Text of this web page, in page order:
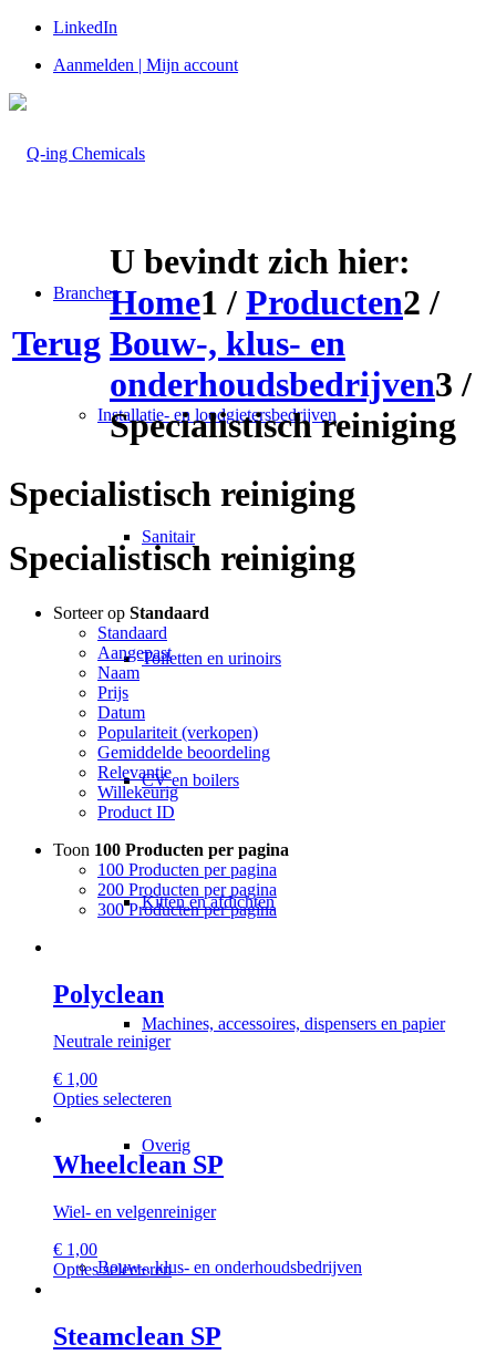
LinkedIn
Aanmelden | Mijn account
Branches
Installatie- en loodgietersbedrijven
Sanitair
Toiletten en urinoirs
CV en boilers
Kitten en afdichten
Machines, accessoires, dispensers en papier
Overig
Bouw-, klus- en onderhoudsbedrijven
Terug
U bevindt zich hier:
Home1 / Producten2 /
Bouw-, klus- en
onderhoudsbedrijven3 /
Specialistisch reiniging
Specialistisch reiniging
Specialistisch reiniging
Sorteer op Standaard
Standaard
Aangepast
Naam
Prijs
Datum
Populariteit (verkopen)
Gemiddelde beoordeling
Relevantie
Willekeurig
Product ID
Toon 100 Producten per pagina
100 Producten per pagina
200 Producten per pagina
300 Producten per pagina
Polyclean
Neutrale reiniger
€ 1,00
Opties selecteren
heeft
meerdere
variaties.
optie
worden
productpagina
Wheelclean SP
Wiel- en velgenreiniger
€ 1,00
Opties selecterenDit
meerdere
variaties.
Steamclean SP